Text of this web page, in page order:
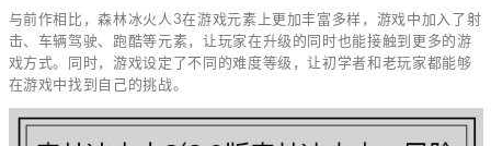
与前作相比，森林冰火人3在游戏元素上更加丰富多样，游戏中加入了射
击、车辆驾驶、跑酷等元素，让玩家在升级的同时也能接触到更多的游
戏方式。同时，游戏设定了不同的难度等级，让初学者和老玩家都能够
在游戏中找到自己的挑战。